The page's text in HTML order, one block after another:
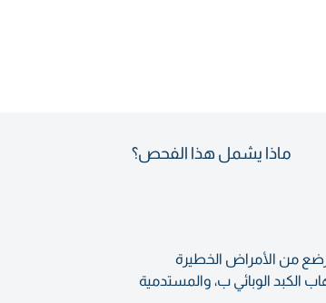
ماذا يشمل هذا الفحص؟
من الأمراض الخطيرة
الكبد الوبائي ب، والمستدمية